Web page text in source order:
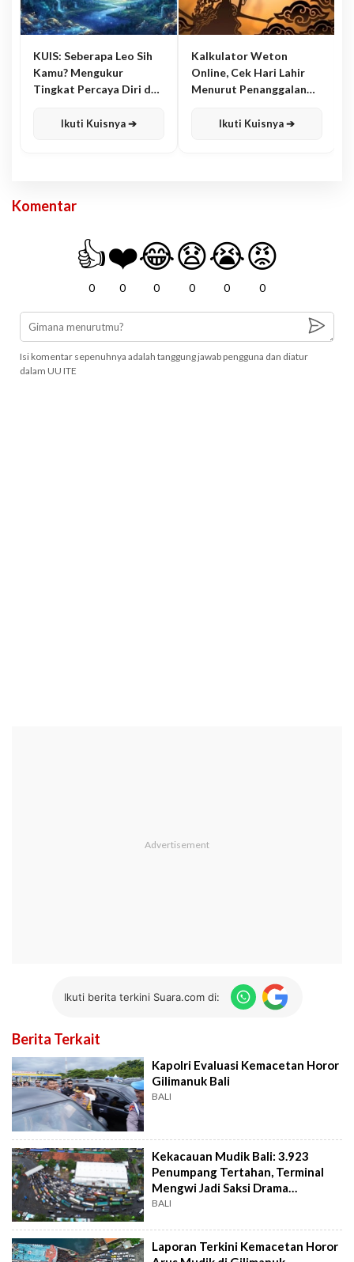
KUIS: Seberapa Leo Sih
Kamu? Mengukur
Tingkat Percaya Diri dan
Ikuti Kuisnya ➔
Kalkulator Weton
Online, Cek Hari Lahir
Menurut Penanggalan
Ikuti Kuisnya ➔
Komentar
👍
0
❤️
0
😂
0
😧
0
😭
0
😡
0
Isi komentar sepenuhnya adalah tanggung jawab pengguna dan diatur
dalam UU ITE
Ikuti berita terkini Suara.com di:
Berita Terkait
Kapolri Evaluasi Kemacetan Horor
Gilimanuk Bali
BALI
Kekacauan Mudik Bali: 3.923
Penumpang Tertahan, Terminal
Mengwi Jadi Saksi Drama
Keberangkatan
BALI
Laporan Terkini Kemacetan Horor